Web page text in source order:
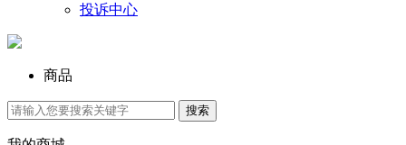
投诉中心
商品